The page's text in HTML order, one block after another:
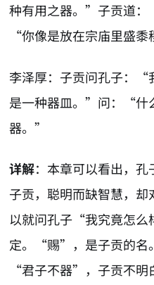
种有用之器。”子贡道：
“你像是放在宗庙里盛黍
李泽厚：子贡问孔子：
是一种器皿。”问：“
器。”
详解：本章可以看出，孔
子贡，聪明而缺智慧，
以就问孔子“我究竟怎
定。“赐”，是子贡的名
“君子不器”，子贡不明